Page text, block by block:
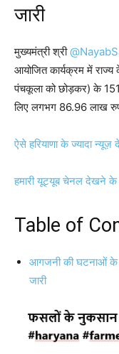
जारी
मुख्यमंत्री श्री
आयोजित कार्यक्रम में
पंचकूला को छोड़कर) के
लिए लगभग 86.96 लाख
ऐसे हरियाणा के ज्यादा
हमारी यूट्यूब चेनल देखने के
Table of
आगजनी की घटनाओं के
जारी